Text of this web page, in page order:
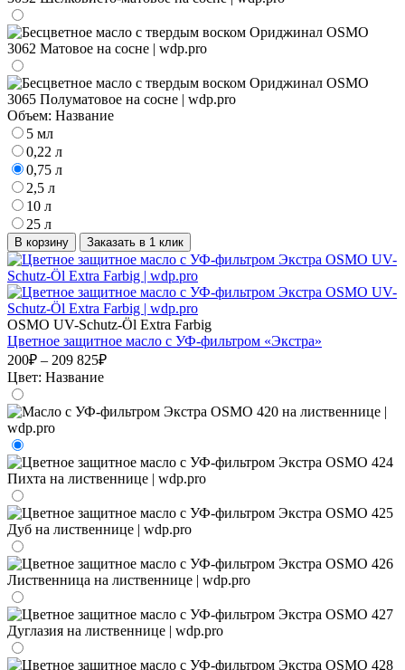
Объем: Название
5 мл
0,22 л
0,75 л
2,5 л
10 л
25 л
В корзину Заказать в 1 клик
OSMO UV-Schutz-Öl Extra Farbig
Цветное защитное масло с УФ-фильтром «Экстра»
200₽ – 209 825₽
Цвет: Название